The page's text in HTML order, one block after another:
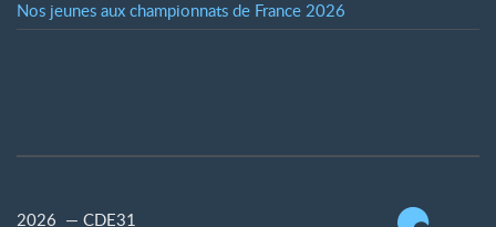
Nos jeunes aux championnats de France 2026
2026 — CDE31